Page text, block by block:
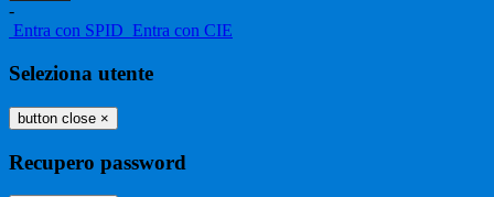
-
Entra con SPID Entra con CIE
Seleziona utente
button close ×
Recupero password